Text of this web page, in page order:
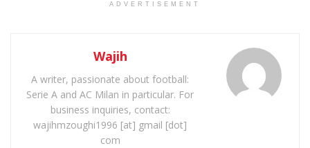
ADVERTISEMENT
Wajih
A writer, passionate about football:
Serie A and AC Milan in particular. For
business inquiries, contact:
wajihmzoughi1996 [at] gmail [dot]
com